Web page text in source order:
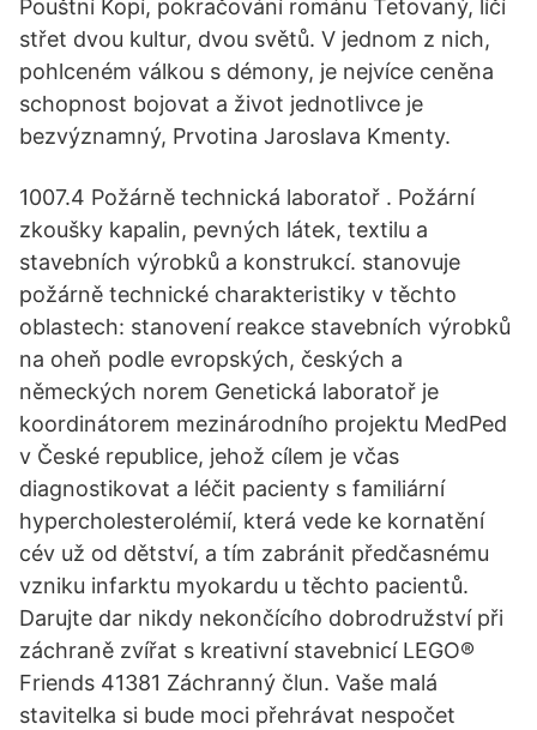
Pouštní Kopí, pokračování románu Tetovaný, líčí
střet dvou kultur, dvou světů. V jednom z nich,
pohlceném válkou s démony, je nejvíce ceněna
schopnost bojovat a život jednotlivce je
bezvýznamný, Prvotina Jaroslava Kmenty.
1007.4 Požárně technická laboratoř . Požární
zkoušky kapalin, pevných látek, textilu a
stavebních výrobků a konstrukcí. stanovuje
požárně technické charakteristiky v těchto
oblastech: stanovení reakce stavebních výrobků
na oheň podle evropských, českých a
německých norem Genetická laboratoř je
koordinátorem mezinárodního projektu MedPed
v České republice, jehož cílem je včas
diagnostikovat a léčit pacienty s familiární
hypercholesterolémií, která vede ke kornatění
cév už od dětství, a tím zabránit předčasnému
vzniku infarktu myokardu u těchto pacientů.
Darujte dar nikdy nekončícího dobrodružství při
záchraně zvířat s kreativní stavebnicí LEGO®
Friends 41381 Záchranný člun. Vaše malá
stavitelka si bude moci přehrávat nespočet